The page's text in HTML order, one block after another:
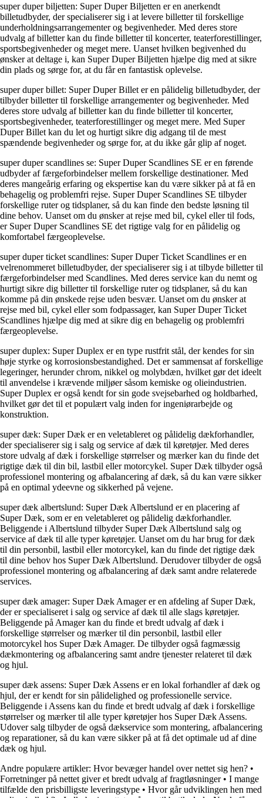
super duper biljetten: Super Duper Biljetten er en anerkendt
billetudbyder, der specialiserer sig i at levere billetter til forskellige
underholdningsarrangementer og begivenheder. Med deres store
udvalg af billetter kan du finde billetter til koncerter, teaterforestillinger,
sportsbegivenheder og meget mere. Uanset hvilken begivenhed du
ønsker at deltage i, kan Super Duper Biljetten hjælpe dig med at sikre
din plads og sørge for, at du får en fantastisk oplevelse.
super duper billet: Super Duper Billet er en pålidelig billetudbyder, der
tilbyder billetter til forskellige arrangementer og begivenheder. Med
deres store udvalg af billetter kan du finde billetter til koncerter,
sportsbegivenheder, teaterforestillinger og meget mere. Med Super
Duper Billet kan du let og hurtigt sikre dig adgang til de mest
spændende begivenheder og sørge for, at du ikke går glip af noget.
super duper scandlines se: Super Duper Scandlines SE er en førende
udbyder af færgeforbindelser mellem forskellige destinationer. Med
deres mangeårig erfaring og ekspertise kan du være sikker på at få en
behagelig og problemfri rejse. Super Duper Scandlines SE tilbyder
forskellige ruter og tidsplaner, så du kan finde den bedste løsning til
dine behov. Uanset om du ønsker at rejse med bil, cykel eller til fods,
er Super Duper Scandlines SE det rigtige valg for en pålidelig og
komfortabel færgeoplevelse.
super duper ticket scandlines: Super Duper Ticket Scandlines er en
velrenommeret billetudbyder, der specialiserer sig i at tilbyde billetter til
færgeforbindelser med Scandlines. Med deres service kan du nemt og
hurtigt sikre dig billetter til forskellige ruter og tidsplaner, så du kan
komme på din ønskede rejse uden besvær. Uanset om du ønsker at
rejse med bil, cykel eller som fodpassager, kan Super Duper Ticket
Scandlines hjælpe dig med at sikre dig en behagelig og problemfri
færgeoplevelse.
super duplex: Super Duplex er en type rustfrit stål, der kendes for sin
høje styrke og korrosionsbestandighed. Det er sammensat af forskellige
legeringer, herunder chrom, nikkel og molybdæn, hvilket gør det ideelt
til anvendelse i krævende miljøer såsom kemiske og olieindustrien.
Super Duplex er også kendt for sin gode svejsebarhed og holdbarhed,
hvilket gør det til et populært valg inden for ingeniørarbejde og
konstruktion.
super dæk: Super Dæk er en veletableret og pålidelig dækforhandler,
der specialiserer sig i salg og service af dæk til køretøjer. Med deres
store udvalg af dæk i forskellige størrelser og mærker kan du finde det
rigtige dæk til din bil, lastbil eller motorcykel. Super Dæk tilbyder også
professionel montering og afbalancering af dæk, så du kan være sikker
på en optimal ydeevne og sikkerhed på vejene.
super dæk albertslund: Super Dæk Albertslund er en placering af
Super Dæk, som er en veletableret og pålidelig dækforhandler.
Beliggende i Albertslund tilbyder Super Dæk Albertslund salg og
service af dæk til alle typer køretøjer. Uanset om du har brug for dæk
til din personbil, lastbil eller motorcykel, kan du finde det rigtige dæk
til dine behov hos Super Dæk Albertslund. Derudover tilbyder de også
professionel montering og afbalancering af dæk samt andre relaterede
services.
super dæk amager: Super Dæk Amager er en afdeling af Super Dæk,
der er specialiseret i salg og service af dæk til alle slags køretøjer.
Beliggende på Amager kan du finde et bredt udvalg af dæk i
forskellige størrelser og mærker til din personbil, lastbil eller
motorcykel hos Super Dæk Amager. De tilbyder også fagmæssig
dækmontering og afbalancering samt andre tjenester relateret til dæk
og hjul.
super dæk assens: Super Dæk Assens er en lokal forhandler af dæk og
hjul, der er kendt for sin pålidelighed og professionelle service.
Beliggende i Assens kan du finde et bredt udvalg af dæk i forskellige
størrelser og mærker til alle typer køretøjer hos Super Dæk Assens.
Udover salg tilbyder de også dækservice som montering, afbalancering
og reparationer, så du kan være sikker på at få det optimale ud af dine
dæk og hjul.
Andre populære artikler: Hvor bevæger handel over nettet sig hen? •
Forretninger på nettet giver et bredt udvalg af fragtløsninger• I mange
tilfælde den prisbilligste leveringstype • Hvor går udviklingen hen med